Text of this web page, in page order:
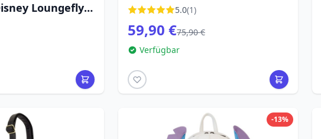
Loungefly
Loungefly Tinkerbell
5.0(1)
59,90 €75,90 €
Verfügbar
-13%